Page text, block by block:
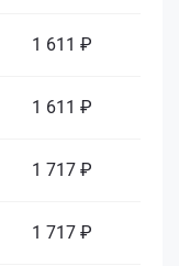
1 611 ₽
1 611 ₽
1 717 ₽
1 717 ₽